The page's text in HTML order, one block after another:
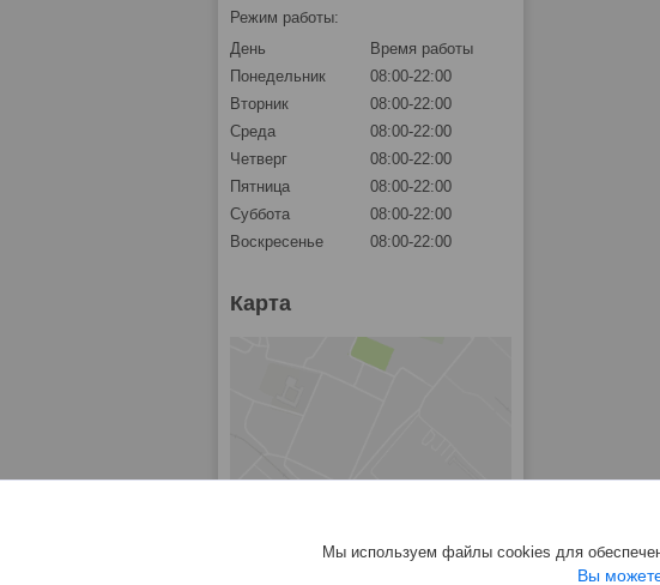
Режим работы:
День
Время работы
Понедельник
08:00-22:00
Вторник
08:00-22:00
Среда
08:00-22:00
Четверг
08:00-22:00
Пятница
08:00-22:00
Суббота
08:00-22:00
Воскресенье
08:00-22:00
Карта
Мы используем файлы cookies для
Вы